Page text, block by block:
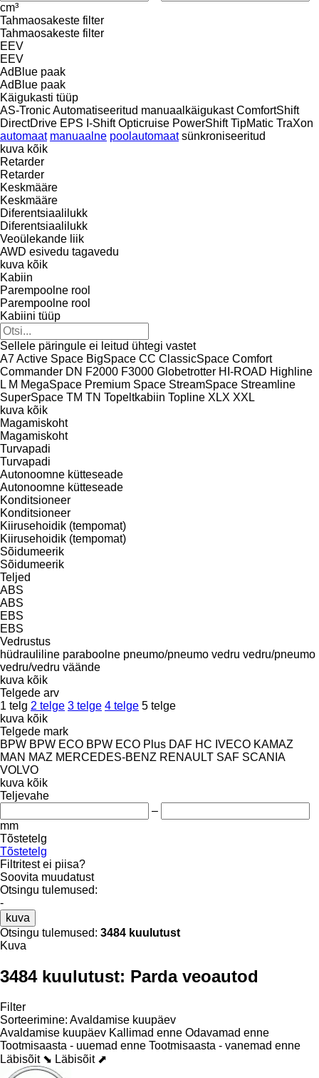
cm³
Tahmaosakeste filter
Tahmaosakeste filter
EEV
EEV
AdBlue paak
AdBlue paak
Käigukasti tüüp
AS-TronicAutomatiseeritud manuaalkäigukast ComfortShift
DirectDrive EPS I-Shift Opticruise PowerShift TipMatic TraXon
automaat manuaalne poolautomaat sünkroniseeritud
kuva kõik
Retarder
Retarder
Keskmääre
Keskmääre
Diferentsiaalilukk
Diferentsiaalilukk
Veoülekande liik
AWD esivedu tagavedu
kuva kõik
Kabiin
Parempoolne rool
Parempoolne rool
Kabiini tüüp
Sellele päringule ei leitud ühtegi vastet
A7Active Space BigSpace CC ClassicSpace Comfort
Commander DN F2000 F3000 Globetrotter HI-ROAD Highline
L M MegaSpace Premium Space StreamSpace Streamline
SuperSpace TM TN Topeltkabiin Topline XLX XXL
kuva kõik
Magamiskoht
Magamiskoht
Turvapadi
Turvapadi
Autonoomne kütteseade
Autonoomne kütteseade
Konditsioneer
Konditsioneer
Kiirusehoidik (tempomat)
Kiirusehoidik (tempomat)
Sõidumeerik
Sõidumeerik
Teljed
ABS
ABS
EBS
EBS
Vedrustus
hüdrauliline paraboolne pneumo/pneumo vedru vedru/pneumo
vedru/vedru väände
kuva kõik
Telgede arv
1 telg 2 telge 3 telge 4 telge 5 telge
kuva kõik
Telgede mark
BPW BPW ECO BPW ECO Plus DAF HC IVECO KAMAZ
MAN MAZ MERCEDES-BENZ RENAULT SAF SCANIA
VOLVO
kuva kõik
Teljevahe
–
mm
Tõstetelg
Tõstetelg
Filtritest ei piisa?
Soovita muudatust
Otsingu tulemused:
-
kuva
Otsingu tulemused: 3484 kuulutust
Kuva
3484 kuulutust: Parda veoautod
Filter
Sorteerimine: Avaldamise kuupäev
Avaldamise kuupäev Kallimad enne Odavamad enne
Tootmisaasta - uuemad enne Tootmisaasta - vanemad enne
Läbisõit ⬊ Läbisõit ⬈